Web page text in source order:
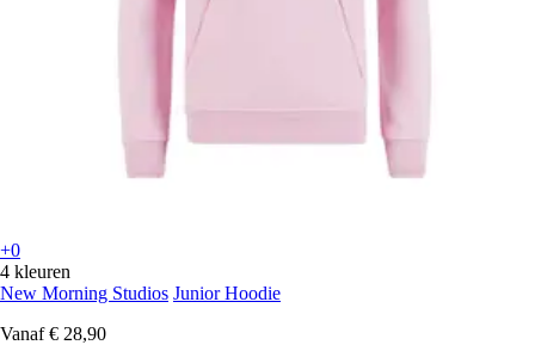
+0
4 kleuren
New Morning Studios Junior Hoodie
Vanaf € 28,90